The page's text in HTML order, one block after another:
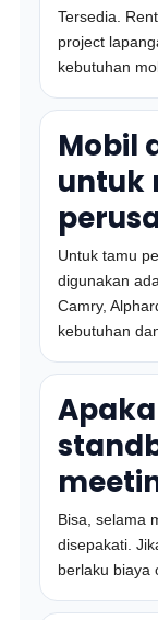
Tersedia.
project
kebutuhan
Mobil
untuk
Untuk tamu
digunakan
Camry,
kebutuhan
Bisa, selama
disepakati.
berlaku biaya